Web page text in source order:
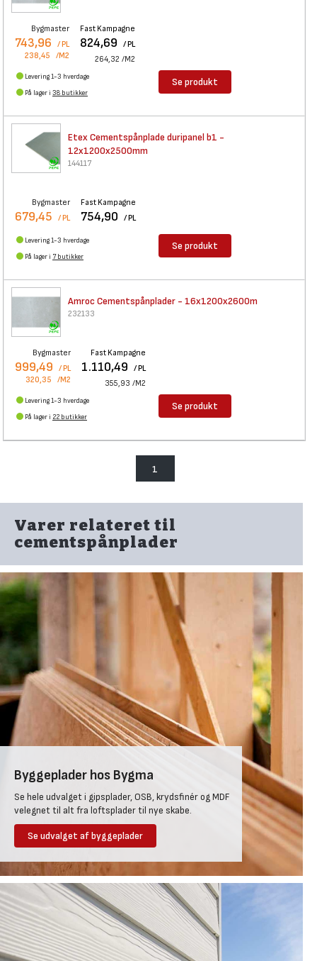
Bygmaster
743,96 / PL
238,45 /M2
Fast Kampagne
824,69 / PL
264,32 /M2
Levering 1-3 hverdage
På lager i 38 butikker
Se produkt
Etex Cementspånplade duripanel b1 -
12x1200x2500mm
144117
Bygmaster
679,45 / PL
Fast Kampagne
754,90 / PL
Levering 1-3 hverdage
På lager i 7 butikker
Se produkt
Amroc Cementspånplader - 16x1200x2600m
232133
Bygmaster
999,49 / PL
320,35 /M2
Fast Kampagne
1.110,49 / PL
355,93 /M2
Levering 1-3 hverdage
På lager i 22 butikker
Se produkt
1
Varer relateret til
cementspånplader
Byggeplader hos Bygma
Se hele udvalget i gipsplader, OSB, krydsfinér og MDF
velegnet til alt fra loftsplader til nye skabe.
Se udvalget af byggeplader